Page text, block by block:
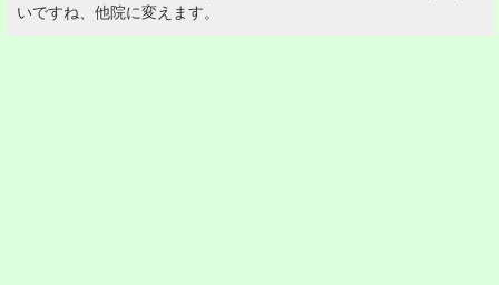
いですね、他院に変えます。